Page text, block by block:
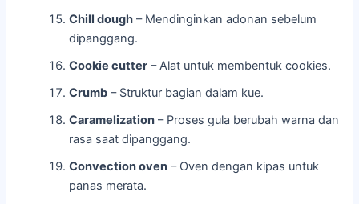
Chill dough – Mendinginkan adonan sebelum
dipanggang.
Cookie cutter – Alat untuk membentuk cookies.
Crumb – Struktur bagian dalam kue.
Caramelization – Proses gula berubah warna dan
rasa saat dipanggang.
Convection oven – Oven dengan kipas untuk
panas merata.